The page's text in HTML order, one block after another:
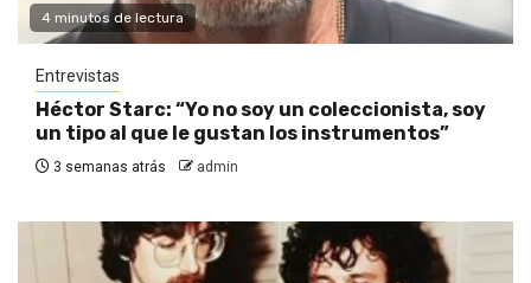
4 minutos de lectura
Entrevistas
Héctor Starc: “Yo no soy un coleccionista, soy
un tipo al que le gustan los instrumentos”
3 semanas atrás admin